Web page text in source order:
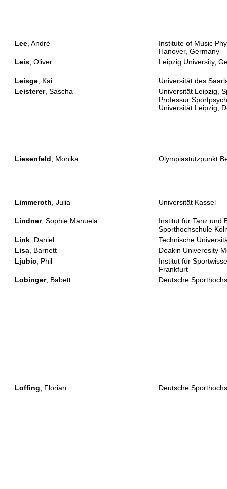
Lee, André
Institute of Music
Hanover, Germany
Leis, Oliver Leipzig University,
Leisge, Kai
Universität des
Leisterer, Sascha
Universität Leipzig,
Professur
Universität Leipzig,
Liesenfeld, Monika Olympiastützpunkt
Limmeroth, Julia Universität Kassel
Lindner, Sophie Manuela
Institut für Tanz und
Sporthochschule
Link, Daniel
Technische
Lisa, Barnett
Deakin Univeresity
Ljubic, Phil
Institut für
Frankfurt
Lobinger, Babett Deutsche
Loffing, Florian Deutsche